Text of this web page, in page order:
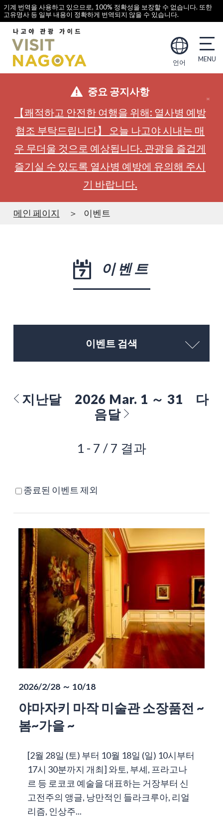
기계 번역을 사용하고 있으므로, 100% 정확성을 보장할 수 없습니다. 또한
고유명사 등 일부 내용이 정확하게 번역되지 않을 수 있습니다.
언어
중요 공지사항
【쾌적하고 안전한 여행을 위해: 열사병 예방
협조 부탁드립니다】 오늘 나고야 시내는 매
우 무더울 것으로 예상됩니다. 관광을 즐겁게
즐기실 수 있도록 열사병 예방에 유의해 주시
기 바랍니다.
메인 페이지 이벤트
이벤트
이벤트 검색
지난달 2026 Mar. 1 ～ 31
다
음달
1 - 7 / 7 결과
종료된 이벤트 제외
2026/2/28 ～ 10/18
야마자키 마작 미술관 소장품전 ~
봄~가을 ~
[2월 28일 (토) 부터 10월 18일 (일) 10시부터
17시 30분까지 개최] 와토, 부셰, 프라고나
르 등 로코코 예술을 대표하는 거장부터 신
고전주의 앵글, 낭만적인 들라크루아, 리얼
리즘, 인상주...